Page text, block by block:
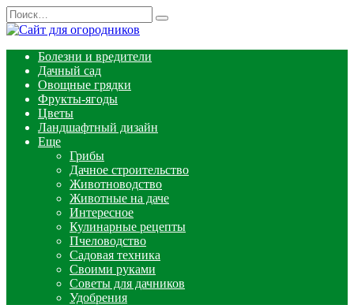
Перейти
к
содержанию
Search
for:
Болезни и вредители
Дачный сад
Овощные грядки
Фрукты-ягоды
Цветы
Ландшафтный дизайн
Еще
Грибы
Дачное строительство
Животноводство
Животные на даче
Интересное
Кулинарные рецепты
Пчеловодство
Садовая техника
Своими руками
Советы для дачников
Удобрения